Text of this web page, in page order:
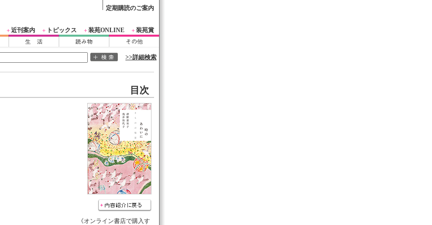
定期購読のご案内
＋近刊案内 ＋ トピックス ＋装苑ONLINE ＋装苑賞
>>詳細検索
目次
《オンライン書店で購入す